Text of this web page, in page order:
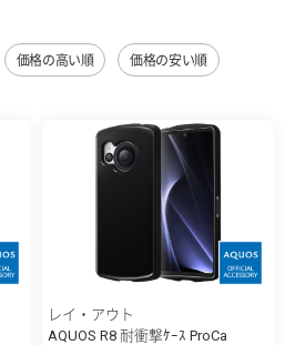
価格の高い順 価格の安い順
レイ・アウト
AQUOS R8 耐衝撃ｹｰｽ ProCa